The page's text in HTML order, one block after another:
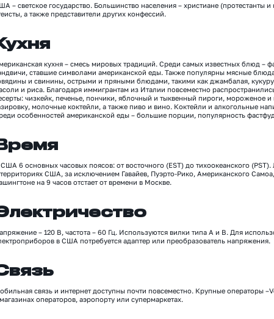
–светское государство. Большинство населения –христиане (протестанты и
, а также представители других конфессий.
кухня –смесь мировых традиций. Среди самых известных блюд –
ставшие символами американской еды. Такжепопулярны мясные
и свинины, острыми и пряными блюдами, такими как джамбалая,
и риса. Благодаря иммигрантам из Италии повсеместно
чизкейк, печенье, пончики, яблочный и тыквенный пироги, мороженое
молочные коктейли, а также пиво и вино. Коктейли и алкогольные
особенностей американской еды –большие порции, популярность
6 основных часовых поясов: от восточного (EST) до тихоокеанского (PST).
США, за исключением Гавайев, Пуэрто-Рико, Американского
на 9 часов отстает от времени в Москве.
–120 В, частота –60 Гц. Используются вилки типа A и B. Для
в США потребуется адаптер или преобразователь напряжения.
связь и интернет доступны почти повсеместно. Крупные операторы –
операторов, аэропортуили супермаркетах.